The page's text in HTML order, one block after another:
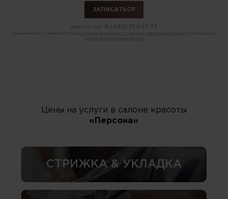
или по тел. 8 (499) 350-17-33
Нажимая кнопку "Записаться" я даю согласие на обработку и хранение персональных данных
политикой конфиденциальности
Цены на услуги в салоне красоты
«Персона»
СТРИЖКА & УКЛАДКА